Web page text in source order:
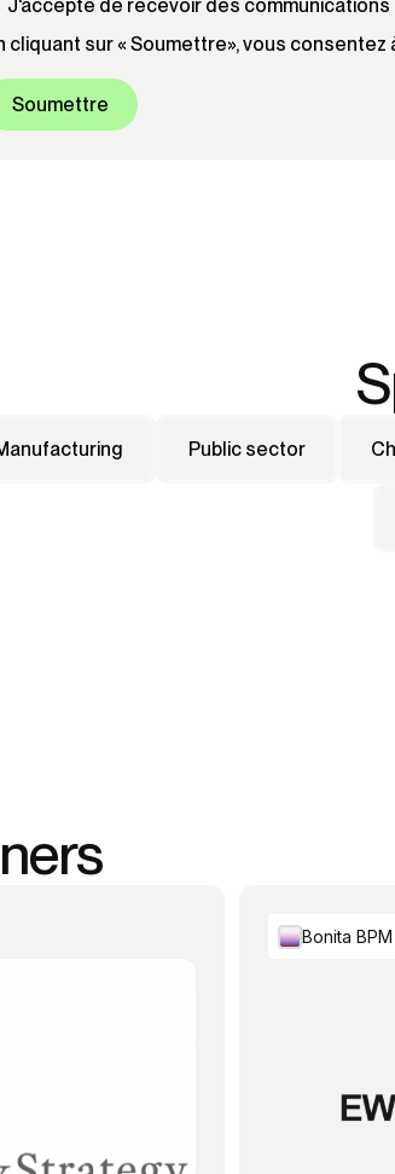
J'accepte de recevoir des
cliquant sur « Soumettre», vous
Public sector
Bonita BPM